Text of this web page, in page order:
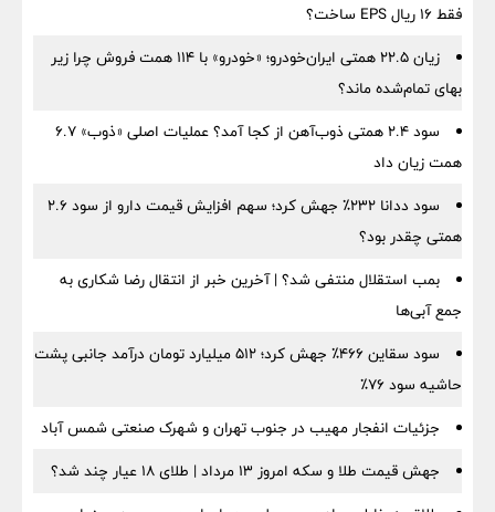
فقط ۱۶ ریال EPS ساخت؟
زیان ۲۲.۵ همتی ایران‌خودرو؛ «خودرو» با ۱۱۴ همت فروش چرا زیر
بهای تمام‌شده ماند؟
سود ۲.۴ همتی ذوب‌آهن از کجا آمد؟ عملیات اصلی «ذوب» ۶.۷
همت زیان داد
سود ددانا ۲۳۲٪ جهش کرد؛ سهم افزایش قیمت دارو از سود ۲.۶
همتی چقدر بود؟
بمب استقلال منتفی شد؟ | آخرین خبر از انتقال رضا شکاری به
جمع آبی‌ها
سود سقاین ۴۶۶٪ جهش کرد؛ ۵۱۲ میلیارد تومان درآمد جانبی پشت
حاشیه سود ۷۶٪
جزئیات انفجار مهیب در جنوب تهران و شهرک صنعتی شمس آباد
جهش قیمت طلا و سکه امروز ۱۳ مرداد | طلای ۱۸ عیار چند شد؟